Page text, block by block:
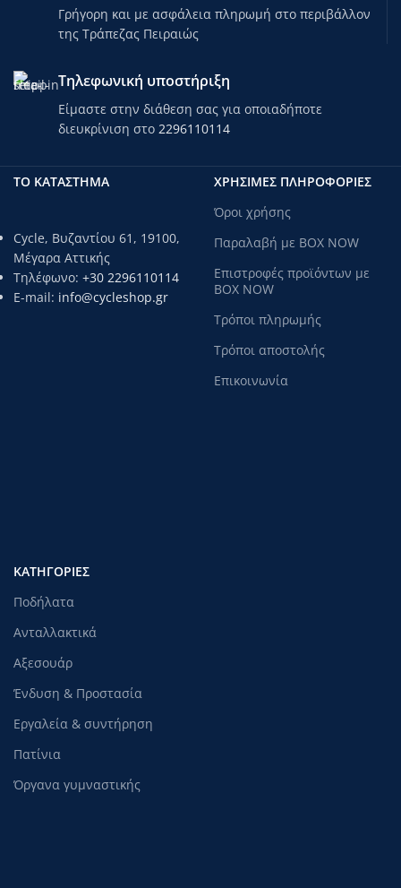
Γρήγορη και με ασφάλεια πληρωμή στο περιβάλλον
της Τράπεζας Πειραιώς
Τηλεφωνική υποστήριξη
Είμαστε στην διάθεση σας για οποιαδήποτε
διευκρίνιση στο 2296110114
ΤΟ ΚΑΤΑΣΤΗΜΑ
Cycle, Βυζαντίου 61, 19100,
Μέγαρα Αττικής
Τηλέφωνο: +30 2296110114
E-mail: info@cycleshop.gr
ΧΡΗΣΙΜΕΣ ΠΛΗΡΟΦΟΡΙΕΣ
Όροι χρήσης
Παραλαβή με BOX NOW
Επιστροφές προϊόντων με
BOX NOW
Τρόποι πληρωμής
Τρόποι αποστολής
Επικοινωνία
ΚΑΤΗΓΟΡΊΕΣ
Ποδήλατα
Ανταλλακτικά
Αξεσουάρ
Ένδυση & Προστασία
Εργαλεία & συντήρηση
Πατίνια
Όργανα γυμναστικής